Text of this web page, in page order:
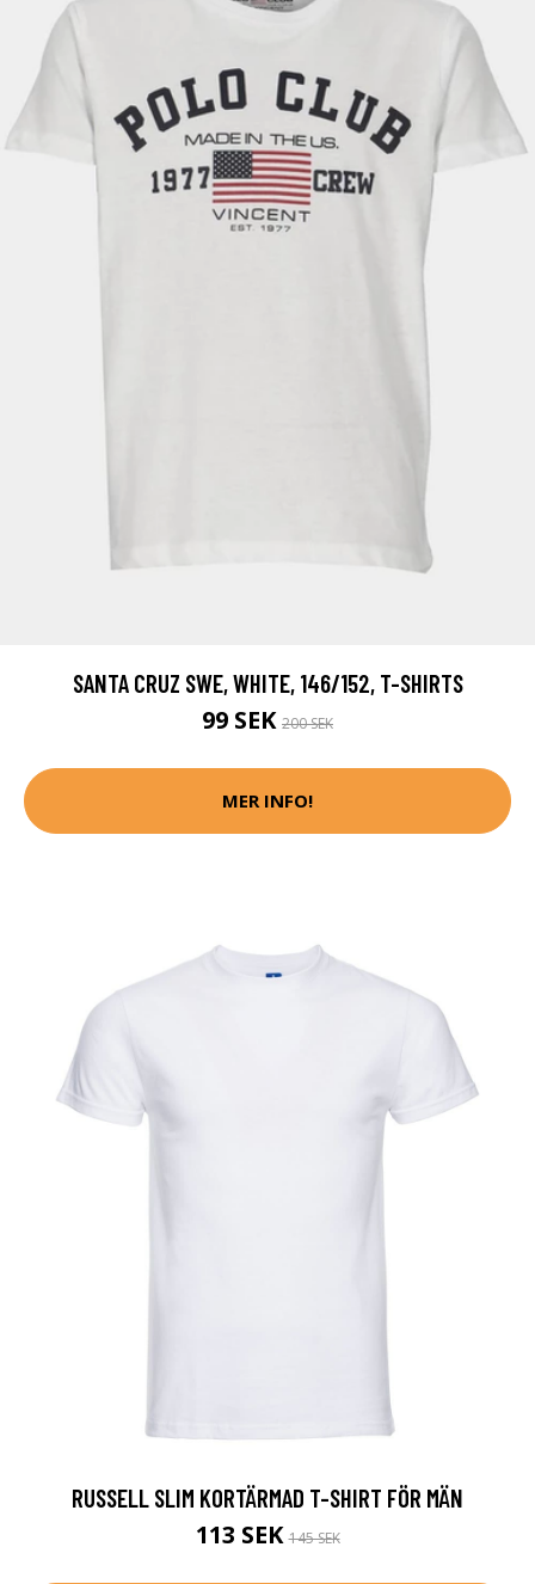
SANTA CRUZ SWE, WHITE, 146/152, T-SHIRTS
99 SEK 200 SEK
MER INFO!
RUSSELL SLIM KORTÄRMAD T-SHIRT FÖR MÄN
113 SEK145 SEK